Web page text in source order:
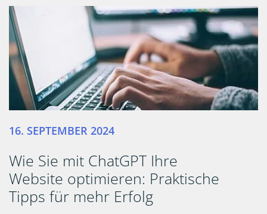
16. SEPTEMBER 2024
Wie Sie mit ChatGPT Ihre
Website optimieren: Praktische
Tipps für mehr Erfolg